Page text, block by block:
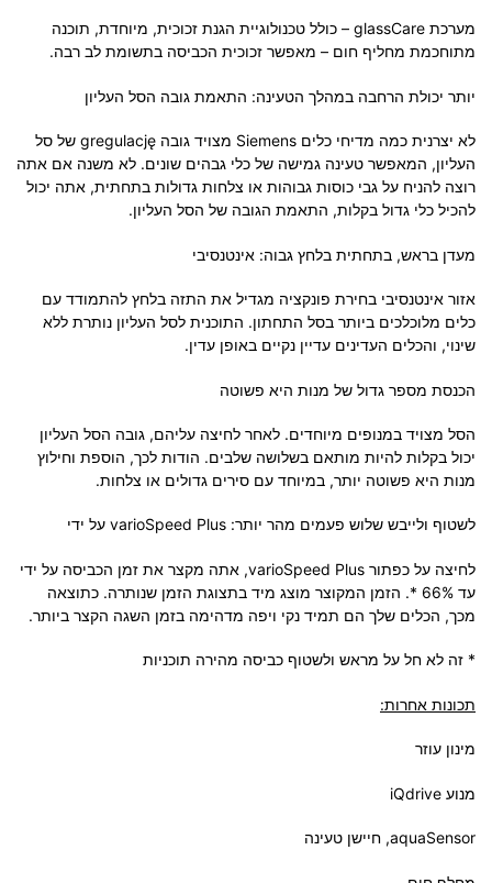
מערכת glassCare – כולל טכנולוגיית הגנת זכוכית, מיוחדת, תוכנה
מתוחכמת מחליף חום – מאפשר זכוכית הכביסה בתשומת לב רבה.
יותר יכולת הרחבה במהלך הטעינה: התאמת גובה הסל העליון
לא יצרנית כמה מדיחי כלים Siemens מצויד גובה gregulację של סל
העליון, המאפשר טעינה גמישה של כלי גבהים שונים. לא משנה אם אתה
רוצה להניח על גבי כוסות גבוהות או צלחות גדולות בתחתית, אתה יכול
להכיל כלי גדול בקלות, התאמת הגובה של הסל העליון.
מעדן בראש, בתחתית בלחץ גבוה: אינטנסיבי
אזור אינטנסיבי בחירת פונקציה מגדיל את התזה בלחץ להתמודד עם
כלים מלוכלכים ביותר בסל התחתון. התוכנית לסל העליון נותרת ללא
שינוי, והכלים העדינים עדיין נקיים באופן עדין.
הכנסת מספר גדול של מנות היא פשוטה
הסל מצויד במנופים מיוחדים. לאחר לחיצה עליהם, גובה הסל העליון
יכול בקלות להיות מותאם בשלושה שלבים. הודות לכך, הוספת וחילוץ
מנות היא פשוטה יותר, במיוחד עם סירים גדולים או צלחות.
לשטוף ולייבש שלוש פעמים מהר יותר: varioSpeed ​​Plus על ידי
לחיצה על כפתור varioSpeed ​​Plus, אתה מקצר את זמן הכביסה על ידי
עד 66% *. הזמן המקוצר מוצג מיד בתצוגת הזמן שנותרה. כתוצאה
מכך, הכלים שלך הם תמיד נקי ויפה מדהימה בזמן השגה הקצר ביותר.
* זה לא חל על מראש ולשטוף כביסה מהירה תוכניות
תכונות אחרות:
מינון עוזר
מנוע iQdrive
aquaSensor, חיישן טעינה